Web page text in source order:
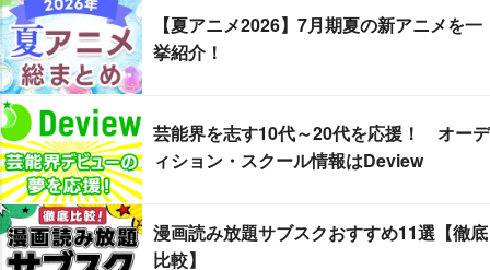
【夏アニメ2026】7月期夏の新アニメを一
挙紹介！
芸能界を志す10代～20代を応援！ オーデ
ィション・スクール情報はDeview
漫画読み放題サブスクおすすめ11選【徹底
比較】